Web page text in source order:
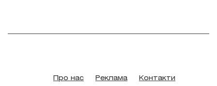
Про нас Реклама Контакти